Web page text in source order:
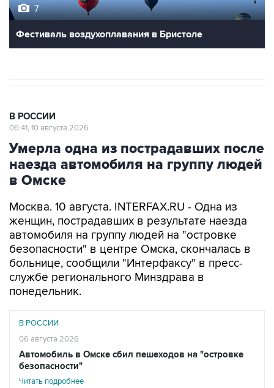
Фестиваль воздухоплавания в Бристоле
Умерла одна из пострадавших после
наезда автомобиля на группу людей
в Омске
Москва. 10 августа. INTERFAX.RU - Одна из
автомобиля на группу людей на "островке
безопасности" в центре Омска, скончалась в
больнице, сообщили "Интерфаксу" в пресс-
службе регионального Минздрава в
понедельник.
В РОССИИ
Автомобиль в Омске сбил пешеходов на "островке
безопасности"
Читать подробнее